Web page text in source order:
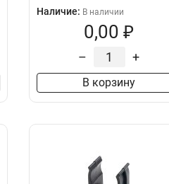
Наличие: В наличии
0,00 ₽
– +
В корзину